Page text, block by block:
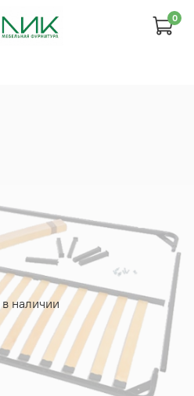
0
наличии